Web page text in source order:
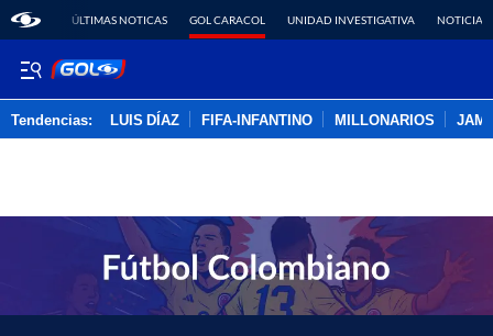
ÚLTIMAS NOTICAS GOL CARACOL UNIDAD INVESTIGATIVA NOTICIAS
Tendencias: LUIS DÍAZ FIFA-INFANTINO MILLONARIOS